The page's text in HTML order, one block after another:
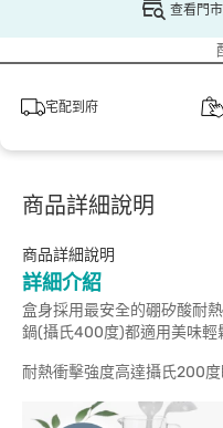
查看門
宅配到府
商品詳細說明
商品詳細說明
詳細介紹
盒身採用最安全的硼矽酸耐
鍋(攝氏400度)都適用美味輕
耐熱衝擊強度高達攝氏200